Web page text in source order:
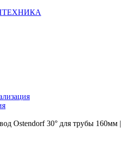
Ostendorf 30° для трубы 160мм |